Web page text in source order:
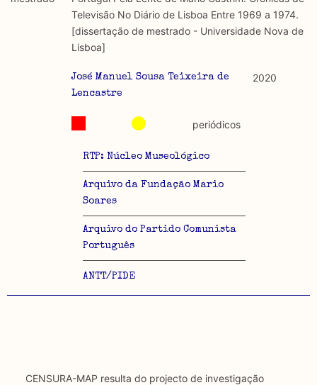
académicos.
Limitações
produzidos até 2022, contudo não foi possível ter acesso
a algumas das publicações que aqui se encontram
discurso e uso da liberdade de expressão. Trata-se de
uma censura que é omnipresente, dado que é
constitutiva do próprio acto de fala.
Tipo investigação realizada
Empírica
Combinação teórico-empírica
Os resultados obtidos podem ser exportados em formato
.csv para importação em programas de folha de cálculo
Televisão No Diário de Lisboa Entre 1969 a 1974.
[dissertação de mestrado - Universidade Nova de
Lisboa]
José Manuel Sousa Teixeira de
Lencastre
2020
RTP: Núcleo Museológico
Arquivo da Fundação Mario
Soares
Arquivo do Partido Comunista
Português
ANTT/PIDE
periódicos
CENSURA-MAP resulta do projecto de investigação